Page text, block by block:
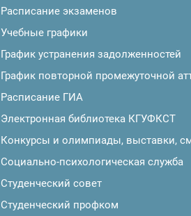
Расписание экзаменов
Учебные графики
График устранения задолженностей
График повторной промежуточной
Расписание ГИА
Электронная библиотека КГУФКСТ
Конкурсы и олимпиады, выставки,
Социально-психологическая служба
Студенческий совет
Студенческий профком